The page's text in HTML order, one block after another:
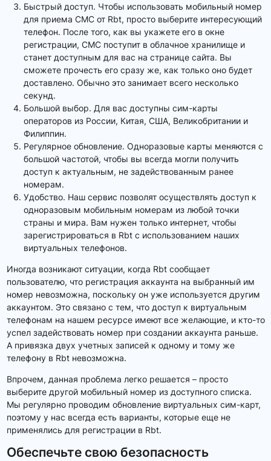
Быстрый доступ. Чтобы использовать мобильный номер
для приема СМС от Rbt, просто выберите интересующий
телефон. После того, как вы укажете его в окне
регистрации, СМС поступит в облачное хранилище и
станет доступным для вас на странице сайта. Вы
сможете прочесть его сразу же, как только оно будет
доставлено. Обычно это занимает всего несколько
секунд.
Большой выбор. Для вас доступны сим-карты
операторов из России, Китая, США, Великобритании и
Филиппин.
Регулярное обновление. Одноразовые карты меняются с
большой частотой, чтобы вы всегда могли получить
доступ к актуальным, не задействованным ранее
номерам.
Удобство. Наш сервис позволят осуществлять доступ к
одноразовым мобильным номерам из любой точки
страны и мира. Вам нужен только интернет, чтобы
зарегистрироваться в Rbt с использованием наших
виртуальных телефонов.
Иногда возникают ситуации, когда Rbt сообщает
пользователю, что регистрация аккаунта на выбранный им
номер невозможна, поскольку он уже используется другим
аккаунтом. Это связано с тем, что доступ к виртуальным
телефонам на нашем ресурсе имеют все желающие, и кто-то
успел задействовать номер при создании аккаунта раньше.
А привязка двух учетных записей к одному и тому же
телефону в Rbt невозможна.
Впрочем, данная проблема легко решается – просто
выберите другой мобильный номер из доступного списка.
Мы регулярно проводим обновление виртуальных сим-карт,
поэтому у нас всегда есть варианты, которые еще не
применялись для регистрации в Rbt.
Обеспечьте свою безопасность